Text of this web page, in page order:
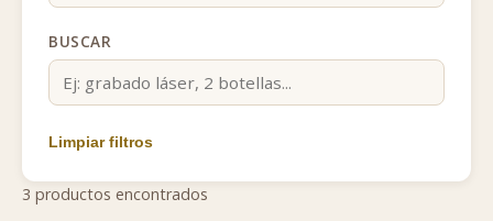
BUSCAR
Limpiar filtros
3 productos encontrados